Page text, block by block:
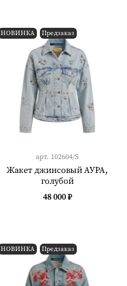
НОВИНКА Предзаказ
арт. 102604/S
Жакет джинсовый АУРА,
голубой
48 000 ₽
НОВИНКА Предзаказ